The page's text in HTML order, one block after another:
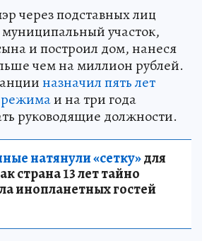
через подставных лиц
участок,
и построил дом, нанеся
чем на миллион рублей.
назначил пять лет
режимаи на три года
руководящие должности.
натянули «сетку»для
страна 13 лет тайно
инопланетных гостей